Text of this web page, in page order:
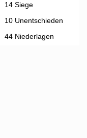
14 Siege
10 Unentschieden
44 Niederlagen